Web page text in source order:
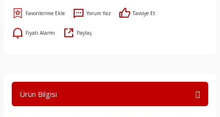
Yorum Yaz Tavsiye Et
Fiyatı Alarmı Paylaş
Ürün Bilgisi